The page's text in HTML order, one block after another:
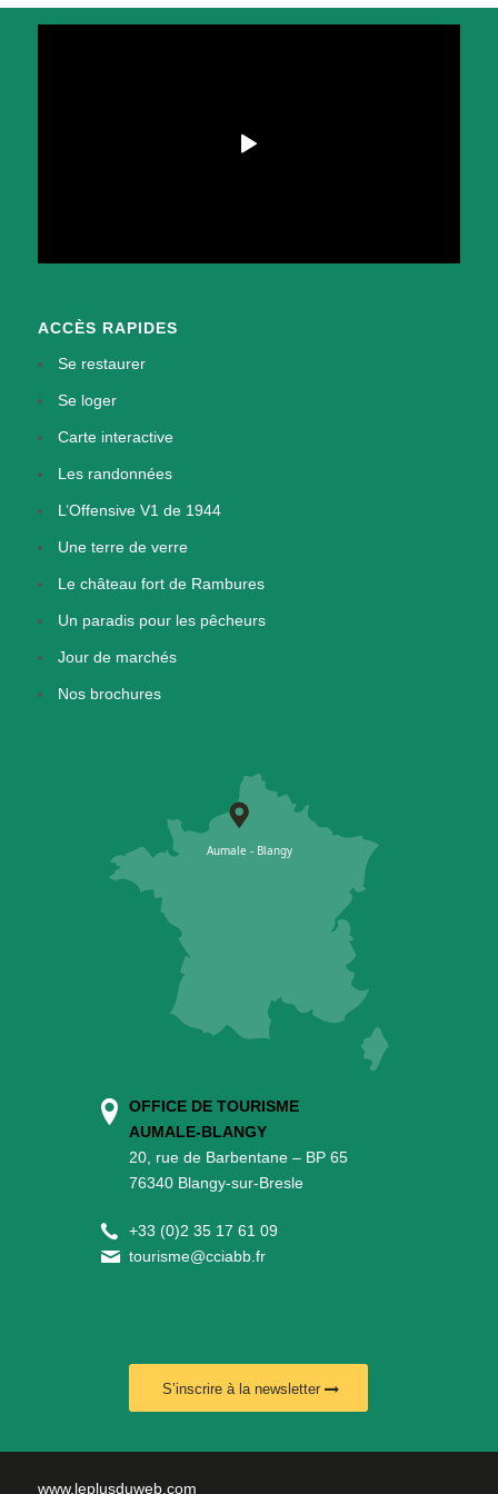
ACCÈS RAPIDES
Se restaurer
Se loger
Carte interactive
Les randonnées
L’Offensive V1 de 1944
Une terre de verre
Le château fort de Rambures
Un paradis pour les pêcheurs
Jour de marchés
Nos brochures
OFFICE DE TOURISME
AUMALE-BLANGY
20, rue de Barbentane – BP 65
76340 Blangy-sur-Bresle
+33 (0)2 35 17 61 09
tourisme@cciabb.fr
S’inscrire à la newsletter
www.leplusduweb.com